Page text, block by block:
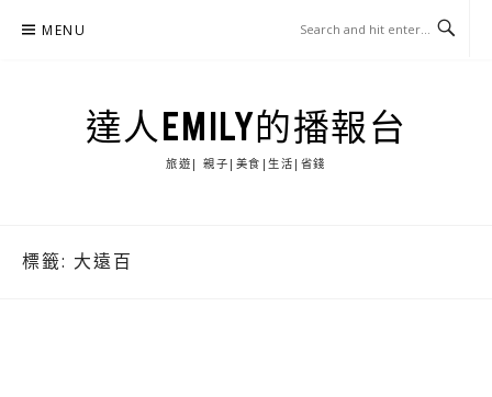
MENU
達人EMILY的播報台
旅遊| 親子|美食|生活|省錢
標籤: 大遠百